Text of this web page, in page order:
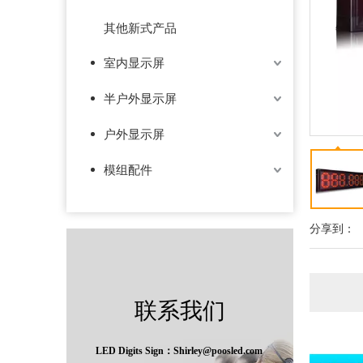
其他新式产品
室内显示屏
半户外显示屏
户外显示屏
模组配件
联系我们
LED Digits Sign：Shirley@poosled.com
分享到：